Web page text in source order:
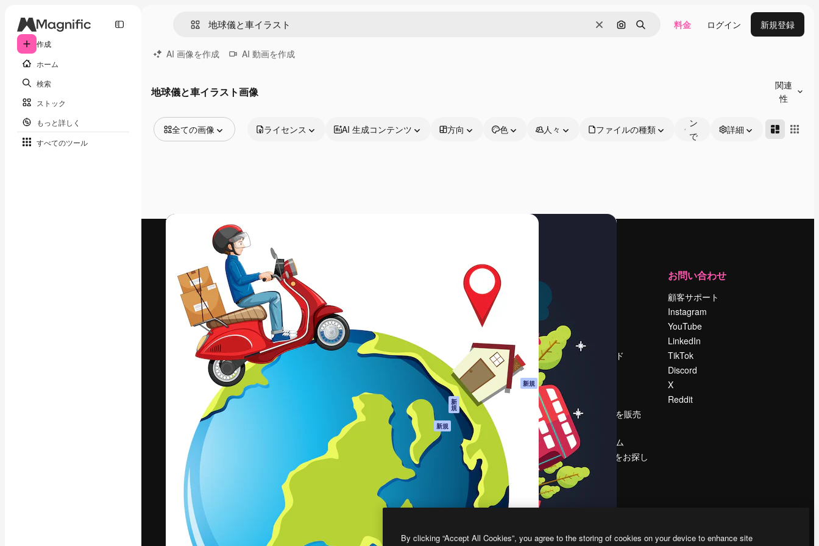
作成
ホーム
検索
ストック
もっと詳しく
すべてのツール
消去 画像で検索
検索 料金 ログイン 新規登録
AI 画像を作成 AI 動画を作成
地球儀と車イラスト画像
関連
性
全ての画像
動画
モーショングラフィックス
動画テンプレート
3D モデル
フォント
ライセンス AI 生成コンテンツ 方向 色 人々 ファイルの種類
ン
で
詳細
最高のクリエイティブ制作を導くためのプラ
ットフォーム。クリエイター、企業、代理
店、スタジオを含む100万人以上が利用して
います。
日本語
AI 動画生成ツール
AI 音声合成ツール
ストックコンテン
Claude/ChatGPT
向けMCP
新
規
エージェント 新規
API
モバイルアプリ
すべてのMagnificツ
ール
はじめに
Academy
ドキュメント
サポート
利用規約
プライバシーポリ
シー
オリジナル
新規
クッキーポリシー
トラストセンター
アフィリエイト
法人向け
採用情報
検索トレンド
コンテンツを販売
する
プレスルーム
magnific.aiをお探し
ですか？
お問い合わせ
顧客サポート
Instagram
YouTube
LinkedIn
TikTok
Discord
X
Reddit
2026
By clicking “Accept All Cookies”, you agree to the storing of cookies on your device to enhance site